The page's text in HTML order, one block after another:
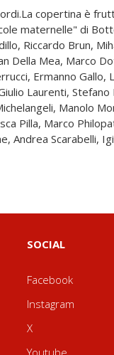
SOCIAL
Facebook
Instagram
X
Youtube